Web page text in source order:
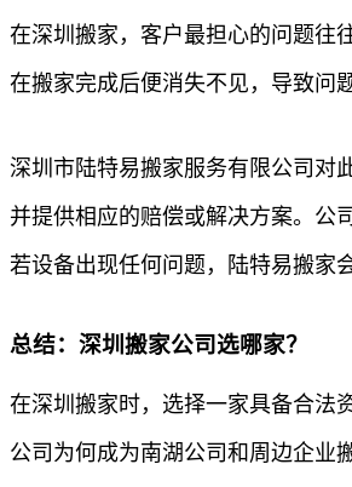
在深圳搬家，客户最担心的问题往
在搬家完成后便消失不见，导致问
深圳市陆特易搬家服务有限公司对
并提供相应的赔偿或解决方案。公
若设备出现任何问题，陆特易搬家
总结：深圳搬家公司选哪家？
在深圳搬家时，选择一家具备合法
公司为何成为南湖公司和周边企业